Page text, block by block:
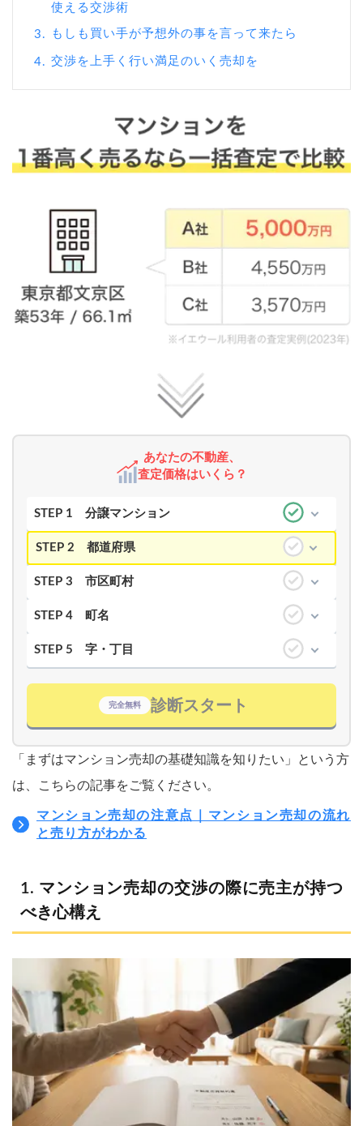
使える交渉術
3. もしも買い手が予想外の事を言って来たら
4. 交渉を上手く行い満足のいく売却を
あなたの不動産、
査定価格はいくら？
STEP 1 分譲マンション
STEP 2 都道府県
STEP 3 市区町村
STEP 4 町名
STEP 5 字・丁目
完全無料 診断スタート
「まずはマンション売却の基礎知識を知りたい」という方
は、こちらの記事をご覧ください。
マンション売却の注意点｜マンション売却の流れ
と売り方がわかる
マンション売却の交渉の際に売主が持つ
べき心構え